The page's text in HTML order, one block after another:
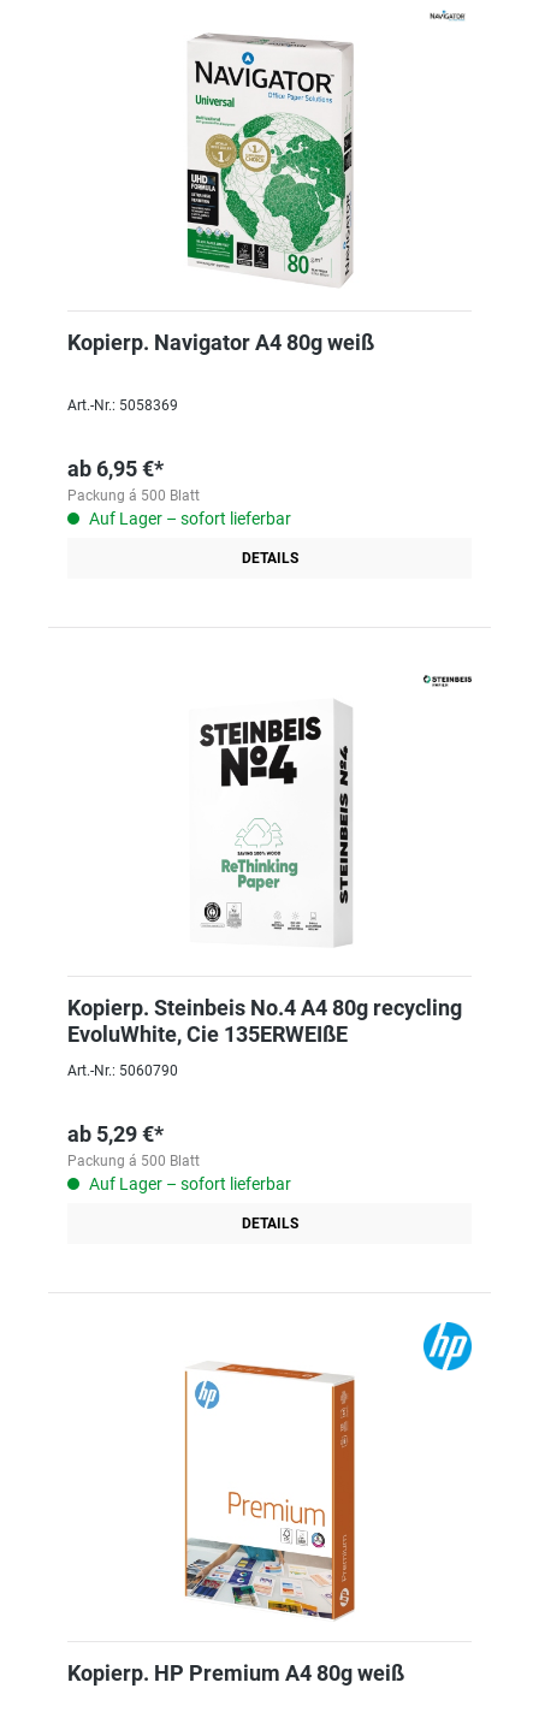
Kopierp. Navigator A4 80g weiß
Art.-Nr.: 5058369
ab6,95 €*
Packung á 500 Blatt
Auf Lager – sofort lieferbar
DETAILS
Kopierp. Steinbeis No.4 A4 80g recycling
EvoluWhite, Cie 135ERWEIßE
Art.-Nr.: 5060790
ab 5,29 €*
Packung á 500 Blatt
Auf Lager – sofort lieferbar
DETAILS
Kopierp. HP Premium A4 80g weiß